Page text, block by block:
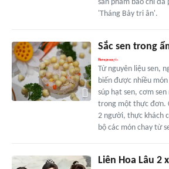
sản phẩm báo chí
'Tháng Bảy tri ân'.
Sắc sen trong
Từ nguyên liệu sen,
biến được nhiều
súp hạt sen, cơm
trong một thực đơn.
2 người, thực khách
bộ các món chay từ
Liên Hoa Lâu 2